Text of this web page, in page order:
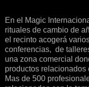
En el Magic
rituales de cambio de
el recinto acogerá
conferencias, de
una zona comercial
productos relacionados
Mas de 500